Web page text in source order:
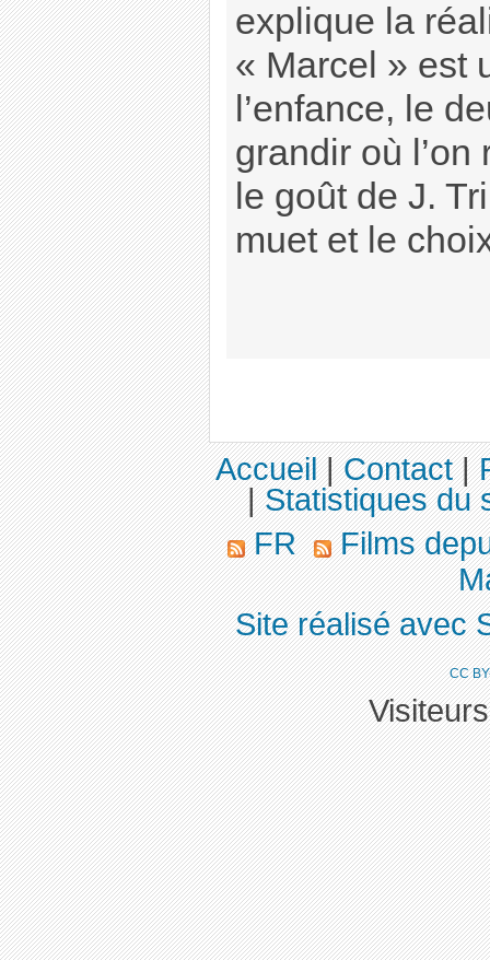
explique la
« Marcel » est
l’enfance, le
grandir où l’on
le goût de J.
muet et le
Accueil|Contact|
|Statistiques du
FR
Films
Site réalisé avec
CC